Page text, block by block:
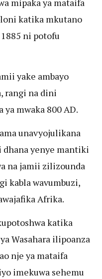
mipaka ya mataifa
katika mkutano
ni potofu
yake ambayo
rangi na dini
mwaka 800 AD.
unavyojulikana
dhana yenye mantiki
na jamii zilizounda
kabla wavumbuzi,
Afrika.
katika
Wasahara ilipoanza
nje ya mataifa
imekuwa sehemu